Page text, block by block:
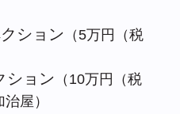
ション （5万円（税
ション （10万円（税
屋）